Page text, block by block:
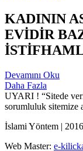
KADININ
EVİDİR
Devamını Oku
Daha Fazla
UYARI ! “Sitede
sorumluluk sitemize
İslami Yöntem | 2016
Web Master: e-